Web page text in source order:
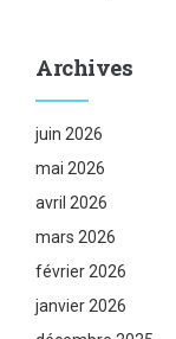
Archives
juin 2026
mai 2026
avril 2026
mars 2026
février 2026
janvier 2026